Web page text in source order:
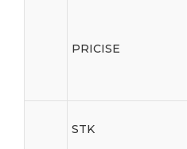
PRICISE
STK